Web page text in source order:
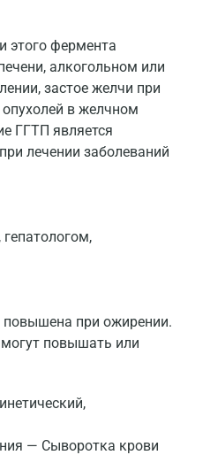
этого фермента
алкогольном или
застое желчи при
в желчном
ГГТП является
лечении заболеваний
при ожирении.
повышать или
— Сыворотка крови